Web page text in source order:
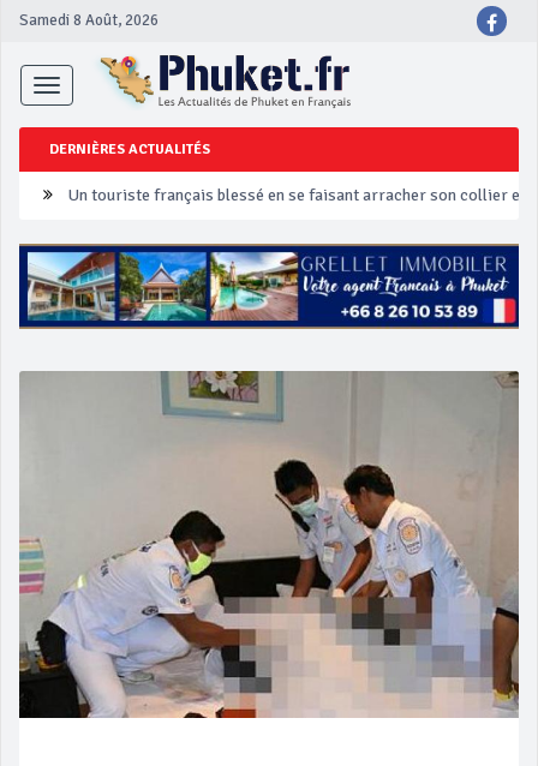
Samedi 8 Août, 2026
Toggle
navigation
DERNIÈRES ACTUALITÉS
Un touriste français blessé en se faisant arracher son collier en
Phuket Peranakan Festival
‘Phuket Eye’ assurera la sécurité pendant Songkran
Campagne de sécurité routière ‘Seven Days of Danger’ de